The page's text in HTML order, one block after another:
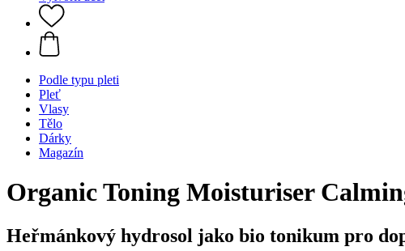
Podle typu pleti
Pleť
Vlasy
Tělo
Dárky
Magazín
Organic Toning Moisturiser
Heřmánkový hydrosol jako bio tonikum pro